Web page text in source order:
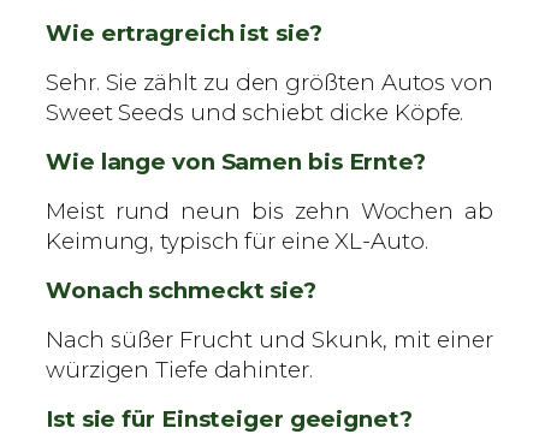
Wie ertragreich ist sie?
Sehr. Sie zählt zu den größten Autos von
Sweet Seeds und schiebt dicke Köpfe.
Wie lange von Samen bis Ernte?
Meist rund neun bis zehn Wochen ab
Keimung, typisch für eine XL-Auto.
Wonach schmeckt sie?
Nach süßer Frucht und Skunk, mit einer
würzigen Tiefe dahinter.
Ist sie für Einsteiger geeignet?